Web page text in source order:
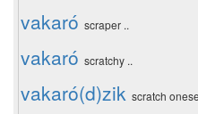
vakaró scraper ..
vakaró scratchy ..
vakaró(d)zik scratch